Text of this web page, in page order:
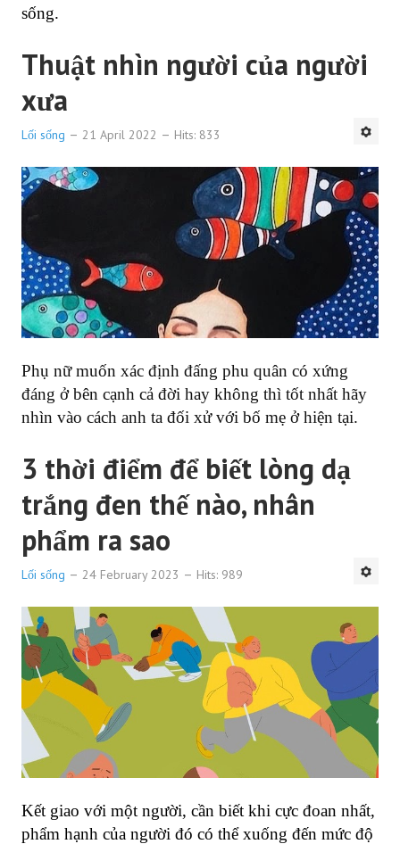
sống.
Thuật nhìn người của người
xưa
Lối sống 21 April 2022 Hits: 833
Phụ nữ muốn xác định đấng phu quân có xứng
đáng ở bên cạnh cả đời hay không thì tốt nhất hãy
nhìn vào cách anh ta đối xử với bố mẹ ở hiện tại.
3 thời điểm để biết lòng dạ
trắng đen thế nào, nhân
phẩm ra sao
Lối sống 24 February 2023 Hits: 989
Kết giao với một người, cần biết khi cực đoan nhất,
phẩm hạnh của người đó có thể xuống đến mức độ